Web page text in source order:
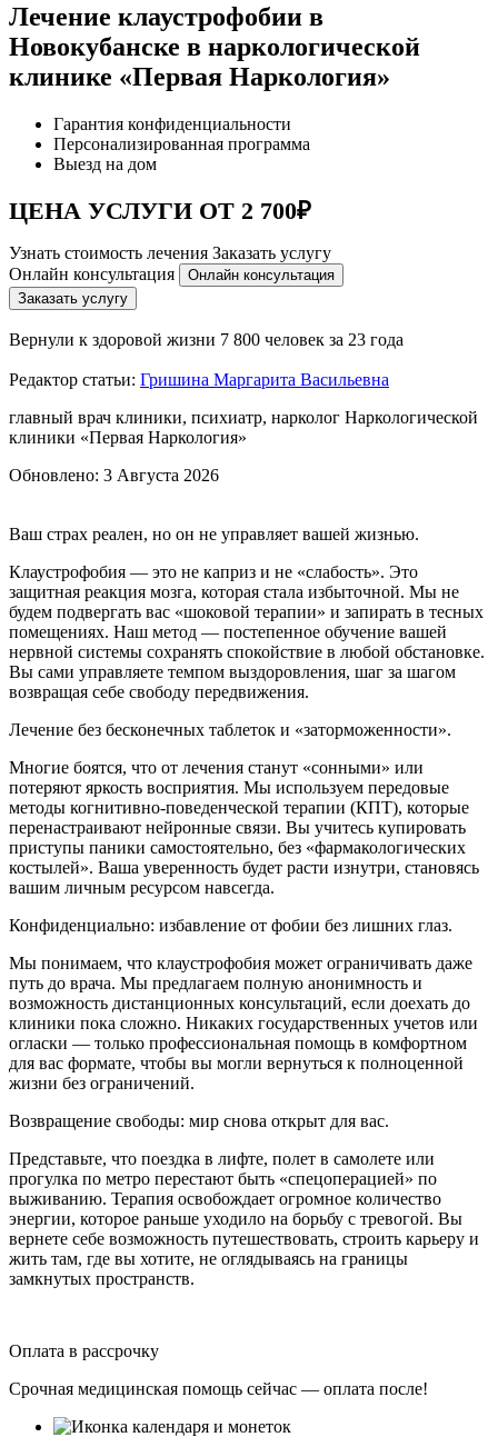
Лечение клаустрофобии в
Новокубанске в наркологической
клинике «Первая Наркология»
Гарантия конфиденциальности
Персонализированная программа
Выезд на дом
ЦЕНА УСЛУГИ ОТ 2 700₽
Узнать стоимость лечения Заказать услугу
Онлайн консультация
Онлайн консультация
Заказать услугу
Вернули к здоровой жизни 7 800 человек за 23 года
Редактор статьи: Гришина Маргарита Васильевна
главный врач клиники, психиатр, нарколог Наркологической
клиники «Первая Наркология»
Обновлено: 3 Августа 2026
Ваш страх реален, но он не управляет вашей жизнью.
Клаустрофобия — это не каприз и не «слабость». Это
защитная реакция мозга, которая стала избыточной. Мы не
будем подвергать вас «шоковой терапии» и запирать в тесных
помещениях. Наш метод — постепенное обучение вашей
нервной системы сохранять спокойствие в любой обстановке.
Вы сами управляете темпом выздоровления, шаг за шагом
возвращая себе свободу передвижения.
Лечение без бесконечных таблеток и «заторможенности».
Многие боятся, что от лечения станут «сонными» или
потеряют яркость восприятия. Мы используем передовые
методы когнитивно-поведенческой терапии (КПТ), которые
перенастраивают нейронные связи. Вы учитесь купировать
приступы паники самостоятельно, без «фармакологических
костылей». Ваша уверенность будет расти изнутри, становясь
вашим личным ресурсом навсегда.
Конфиденциально: избавление от фобии без лишних глаз.
Мы понимаем, что клаустрофобия может ограничивать даже
путь до врача. Мы предлагаем полную анонимность и
возможность дистанционных консультаций, если доехать до
клиники пока сложно. Никаких государственных учетов или
огласки — только профессиональная помощь в комфортном
для вас формате, чтобы вы могли вернуться к полноценной
жизни без ограничений.
Возвращение свободы: мир снова открыт для вас.
Представьте, что поездка в лифте, полет в самолете или
прогулка по метро перестают быть «спецоперацией» по
выживанию. Терапия освобождает огромное количество
энергии, которое раньше уходило на борьбу с тревогой. Вы
вернете себе возможность путешествовать, строить карьеру и
жить там, где вы хотите, не оглядываясь на границы
замкнутых пространств.
Оплата в рассрочку
Срочная медицинская помощь сейчас — оплата после!